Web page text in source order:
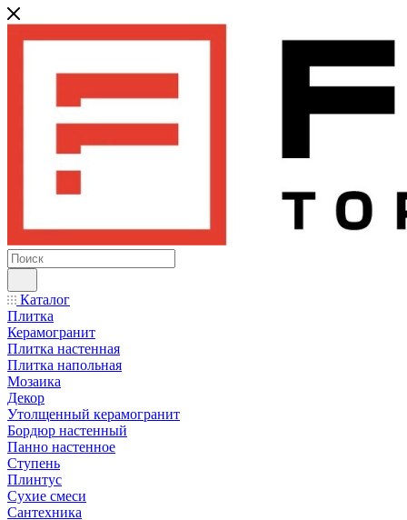
Каталог
Плитка
Керамогранит
Плитка настенная
Плитка напольная
Мозаика
Декор
Утолщенный керамогранит
Бордюр настенный
Панно настенное
Ступень
Плинтус
Сухие смеси
Сантехника